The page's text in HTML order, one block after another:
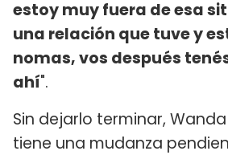
estoy muy fuera de esa
una relación que tuve y
nomas, vos después
ahí".
Sin dejarlo terminar,
tiene una mudanza